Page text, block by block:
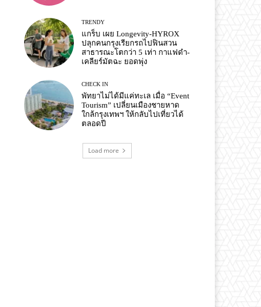
TRENDY
แกร็บ เผย Longevity-HYROX
ปลุกคนกรุงเรียกรถไปฟินสวน
สาธารณะโตกว่า 5 เท่า กาแฟดำ-
เคลียร์มัตฉะ ยอดพุ่ง
CHECK IN
พัทยาไม่ได้มีแค่ทะเล เมื่อ “Event
Tourism” เปลี่ยนเมืองชายหาด
ใกล้กรุงเทพฯ ให้กลับไปเที่ยวได้
ตลอดปี
Load more